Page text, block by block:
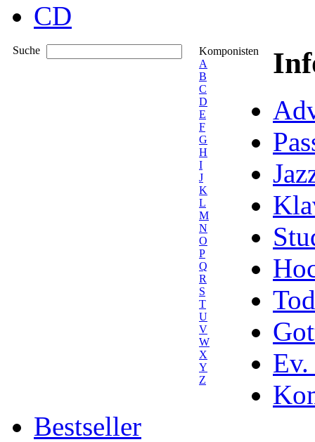
CD
Suche
Komponisten
A
B
C
D
E
F
G
H
I
J
K
L
M
N
O
P
Q
R
S
T
U
V
W
X
Y
Z
Ev.
Bestseller